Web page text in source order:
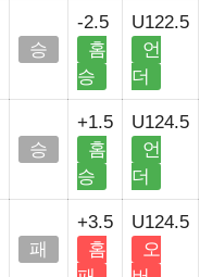
승
-2.5
홈
승
U122.5
언
더
승
+1.5
홈
승
U124.5
언
더
패
+3.5
홈
U124.5
오